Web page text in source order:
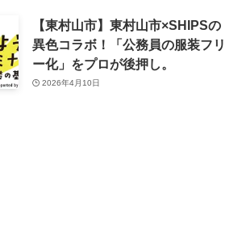
【東村山市】東村山市×SHIPSの
異色コラボ！「公務員の服装フリ
ー化」をプロが後押し。
2026年4月10日